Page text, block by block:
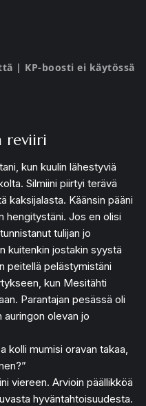
| KP-boosti ei käytössä
reviiri
kun kuulin lähestyviä
Silmiini piirtyi terävä
kaksijalasta. Käänsin pääni
hengitystäni. Jos en olisi
tulijan jo
kuitenkin jostakin syystä
peitellä pelästymistäni
kun Mesitähti
Parantajan pesässä oli
olevan jo
kolli mumisi oravan takaa,
viereen. Arvioin päällikköä
hyväntahtoisuudesta.